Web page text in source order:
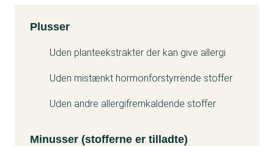
Kemitest
Plusser
Uden planteekstrakter der kan give allergi
Uden mistænkt hormonforstyrrende stoffer
Uden andre allergifremkaldende stoffer
Minusser (stofferne er tilladte)